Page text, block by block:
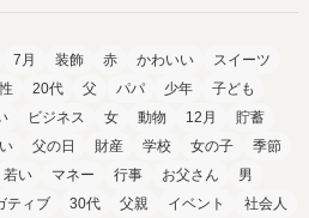
7月 装飾 赤 かわいい
スイーツ
20代 父 パパ 少年
子ども
ビジネス 女 動物 12月
貯蓄
父の日 財産 学校 女の子
季節
若い マネー 行事 お父さん
男
ティブ 30代 父親 イベント 社会人